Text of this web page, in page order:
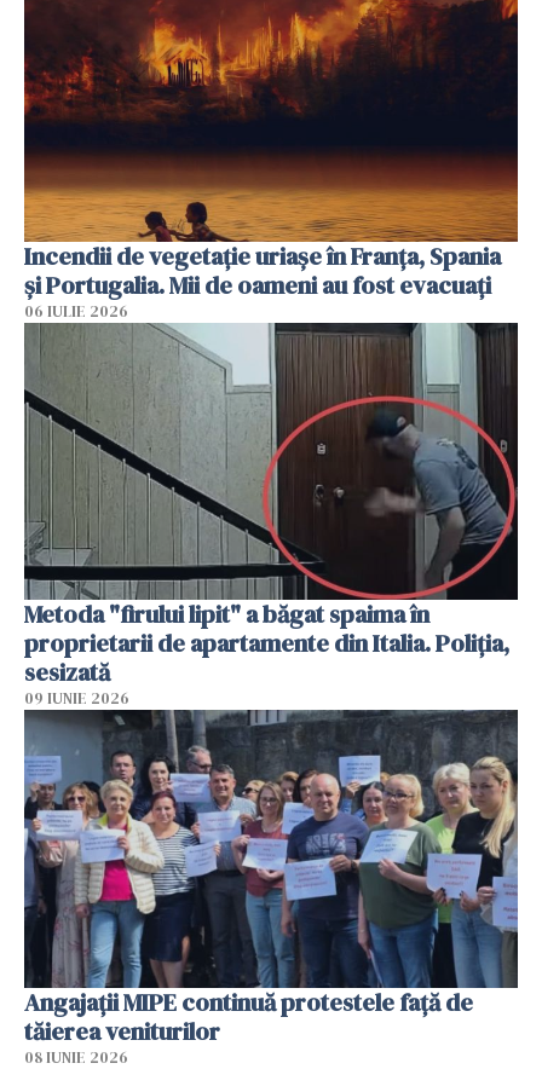
Incendii de vegetație uriașe în Franța, Spania
și Portugalia. Mii de oameni au fost evacuați
06 IULIE 2026
Metoda "firului lipit" a băgat spaima în
proprietarii de apartamente din Italia. Poliția,
sesizată
09 IUNIE 2026
Angajaţii MIPE continuă protestele faţă de
tăierea veniturilor
08 IUNIE 2026